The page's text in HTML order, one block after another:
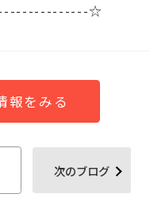
☆
報をみる
次のブログ